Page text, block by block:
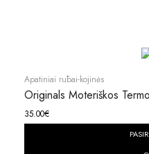
Apatiniai rūbai-kojinės
Originals Moteriškos
35.00€